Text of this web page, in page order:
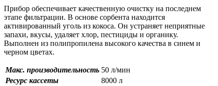
Прибор обеспечивает качественную очистку на последнем
этапе фильтрации. В основе сорбента находится
активированный уголь из кокоса. Он устраняет неприятные
запахи, вкусы, удаляет хлор, пестициды и органику.
Выполнен из полипропилена высокого качества в синем и
черном цветах.
Макс. производительность 50 л/мин
Ресурс кассеты
8000 л